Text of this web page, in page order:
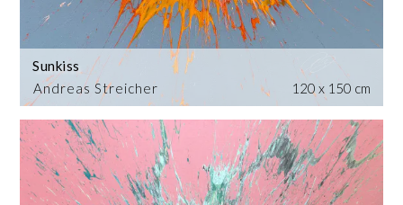
Andreas Streicher
Sunkiss
120 x 150 cm